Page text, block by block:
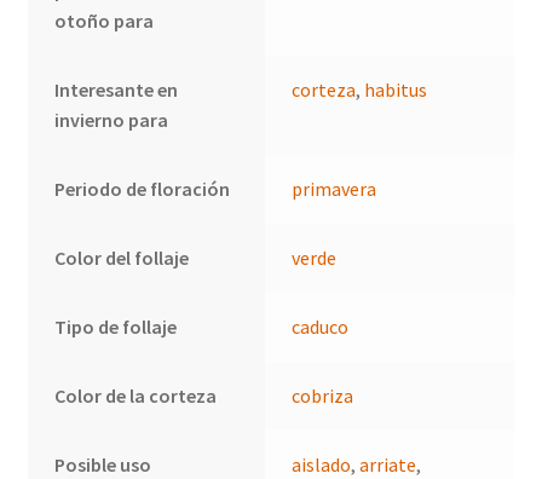
otoño para
Interesante en
invierno para
corteza, habitus
Periodo de floración primavera
Color del follaje verde
Tipo de follaje caduco
Color de la corteza cobriza
Posible uso aislado,arriate,